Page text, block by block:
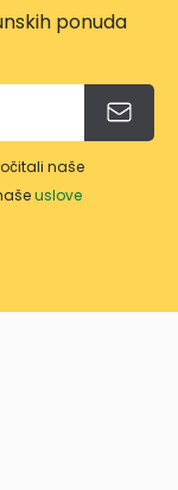
ponuda
naše
uslove